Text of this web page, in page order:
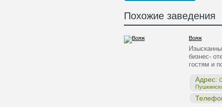
Похожие заведения
Вояж
бизнес-
гостям и
Адрес: